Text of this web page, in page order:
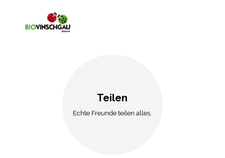
Teilen
Echte Freunde teilen alles.